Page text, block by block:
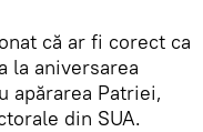
că ar fi corect ca
la aniversarea
apărarea Patriei,
din SUA.